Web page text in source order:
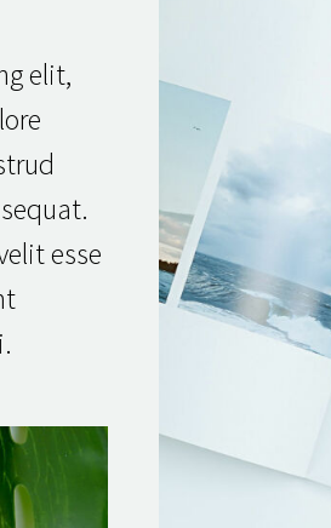
elit,
esse